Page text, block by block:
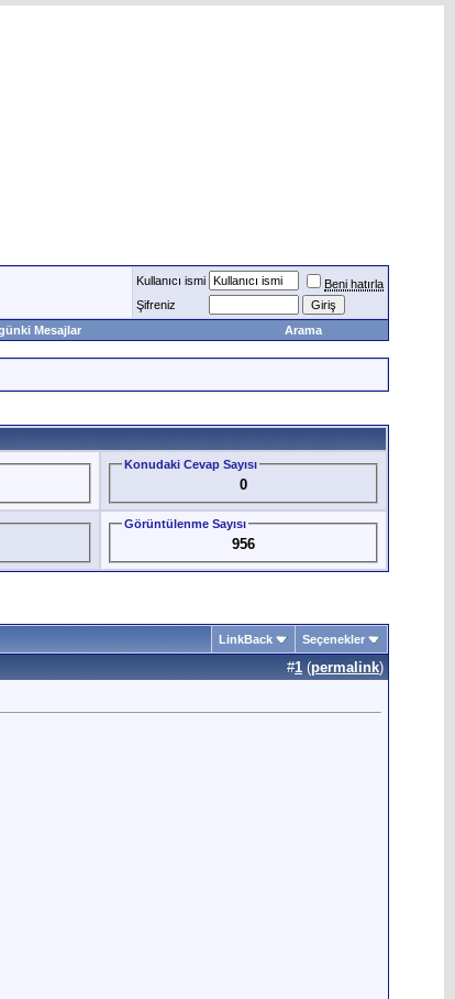
Kullanıcı ismi
Beni hatırla
Şifreniz
Mesajlar Arama
Konudaki Cevap Sayısı
0
Görüntülenme Sayısı
956
LinkBack Seçenekler
#1 (permalink)